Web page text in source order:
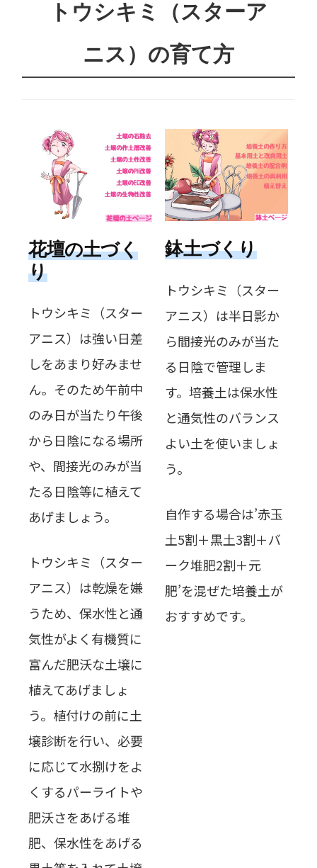
トウシキミ（スターア
ニス）の育て方
花壇の土づく
り
トウシキミ（スター
アニス）は強い日差
しをあまり好みませ
ん。そのため午前中
のみ日が当たり午後
から日陰になる場所
や、間接光のみが当
たる日陰等に植えて
あげましょう。
トウシキミ（スター
アニス）は乾燥を嫌
うため、保水性と通
気性がよく有機質に
富んだ肥沃な土壌に
植えてあげましょ
う。植付けの前に土
壌診断を行い、必要
に応じて水捌けをよ
くするパーライトや
肥沃さをあげる堆
肥、保水性をあげる
鉢土づくり
トウシキミ（スター
アニス）は半日影か
ら間接光のみが当た
る日陰で管理しま
す。培養土は保水性
と通気性のバランス
よい土を使いましょ
う。
自作する場合は’赤玉
土5割＋黒土3割＋バ
ーク堆肥2割＋元
肥’を混ぜた培養土が
おすすめです。